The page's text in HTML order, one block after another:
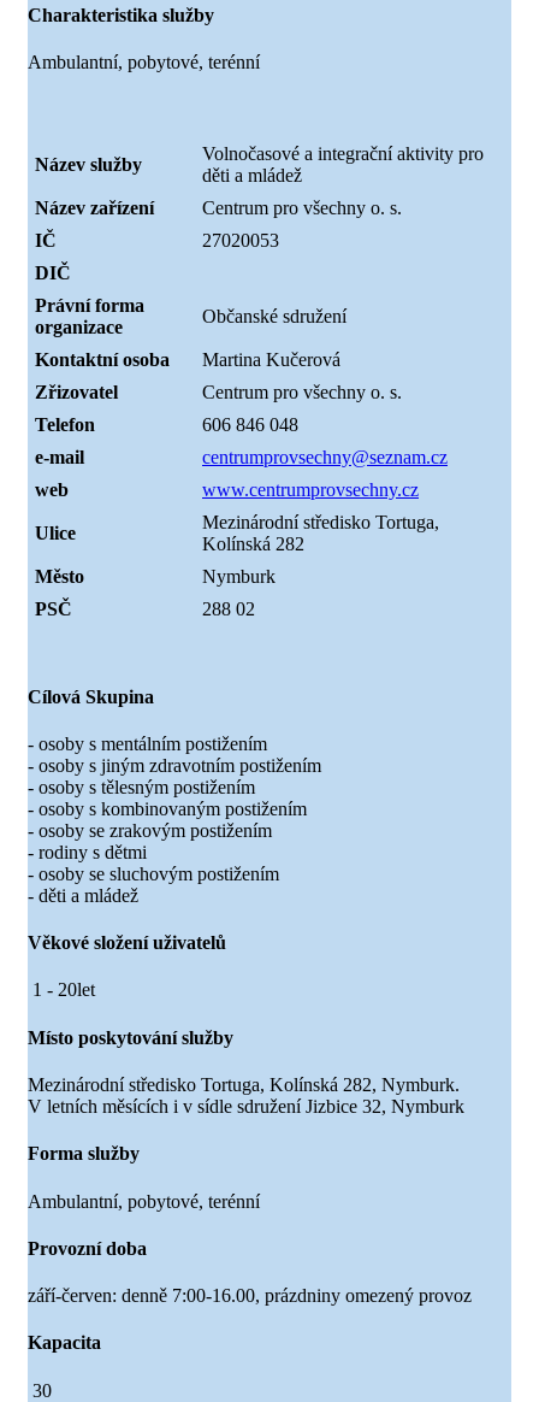
Charakteristika služby
Ambulantní, pobytové, terénní
Název služby
Volnočasové a integrační aktivity pro
děti a mládež
Název zařízení
Centrum pro všechny o. s.
IČ
27020053
DIČ
Právní forma
organizace
Občanské sdružení
Kontaktní osoba
Martina Kučerová
Zřizovatel
Centrum pro všechny o. s.
Telefon
606 846 048
e-mail
centrumprovsechny@seznam.cz
web
www.centrumprovsechny.cz
Ulice
Mezinárodní středisko Tortuga,
Kolínská 282
Město
Nymburk
PSČ
288 02
Cílová Skupina
- osoby s mentálním postižením
- osoby s jiným zdravotním postižením
- osoby s tělesným postižením
- osoby s kombinovaným postižením
- osoby se zrakovým postižením
- rodiny s dětmi
- osoby se sluchovým postižením
- děti a mládež
Věkové složení uživatelů
1 - 20let
Místo poskytování služby
Mezinárodní středisko Tortuga, Kolínská 282, Nymburk.
V letních měsících i v sídle sdružení Jizbice 32, Nymburk
Forma služby
Ambulantní, pobytové, terénní
Provozní doba
září-červen: denně 7:00-16.00, prázdniny omezený provoz
Kapacita
30